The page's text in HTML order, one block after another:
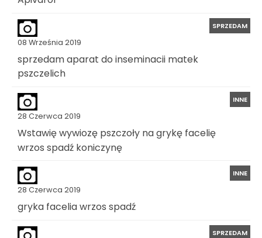
08 Września 2019
SPRZEDAM
sprzedam aparat do inseminacii matek
pszczelich
28 Czerwca 2019
INNE
Wstawię wywiozę pszczoły na grykę facelię
wrzos spadź koniczynę
28 Czerwca 2019
INNE
gryka facelia wrzos spadź
SPRZEDAM